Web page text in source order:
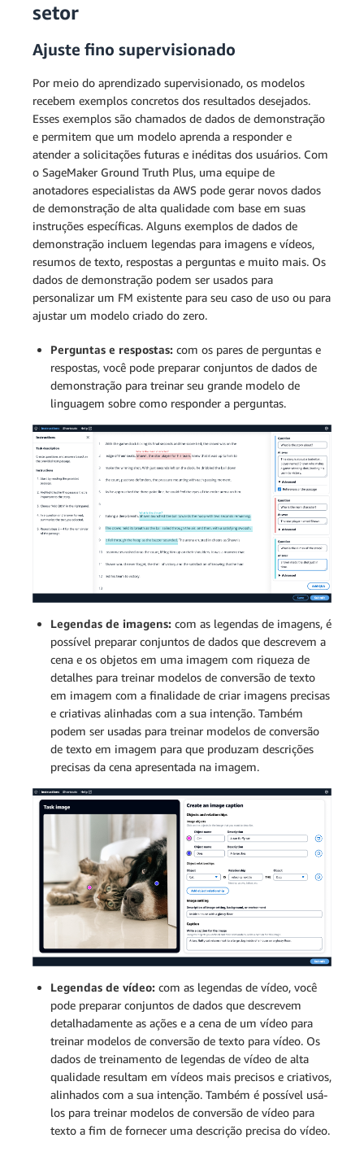
setor
Ajuste fino supervisionado
Por meio do aprendizado supervisionado, os modelos
recebem exemplos concretos dos resultados desejados.
Esses exemplos são chamados de dados de demonstração
e permitem que um modelo aprenda a responder e
atender a solicitações futuras e inéditas dos usuários. Com
o SageMaker Ground Truth Plus, uma equipe de
anotadores especialistas da AWS pode gerar novos dados
de demonstração de alta qualidade com base em suas
instruções específicas. Alguns exemplos de dados de
demonstração incluem legendas para imagens e vídeos,
resumos de texto, respostas a perguntas e muito mais. Os
dados de demonstração podem ser usados para
personalizar um FM existente para seu caso de uso ou para
ajustar um modelo criado do zero.
Perguntas e respostas: com os pares de perguntas e
respostas, você pode preparar conjuntos de dados de
demonstração para treinar seu grande modelo de
linguagem sobre como responder a perguntas.
Legendas de imagens: com as legendas de imagens, é
possível preparar conjuntos de dados que descrevem a
cena e os objetos em uma imagem com riqueza de
detalhes para treinar modelos de conversão de texto
em imagem com a finalidade de criar imagens precisas
e criativas alinhadas com a sua intenção. Também
podem ser usadas para treinar modelos de conversão
de texto em imagem para que produzam descrições
precisas da cena apresentada na imagem.
Legendas de vídeo: com as legendas de vídeo, você
pode preparar conjuntos de dados que descrevem
detalhadamente as ações e a cena de um vídeo para
treinar modelos de conversão de texto para vídeo. Os
dados de treinamento de legendas de vídeo de alta
qualidade resultam em vídeos mais precisos e criativos,
alinhados com a sua intenção. Também é possível usá-
los para treinar modelos de conversão de vídeo para
texto a fim de fornecer uma descrição precisa do vídeo.